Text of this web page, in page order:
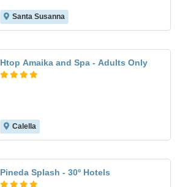
Santa Susanna
Htop Amaika and Spa - Adults Only
Calella
Pineda Splash - 30º Hotels